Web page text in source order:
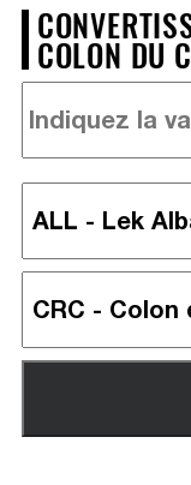
COLON DU